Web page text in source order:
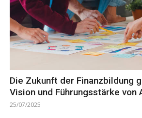
Die Zukunft der Finanzbildung
Vision und Führungsstärke von
25/07/2025